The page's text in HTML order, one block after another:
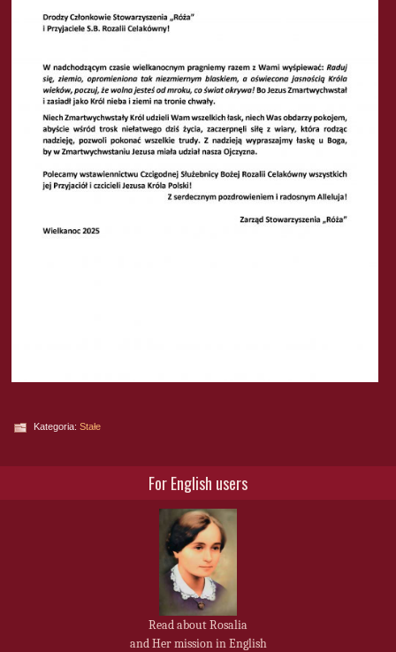
Kategoria: Stałe
For English users
Read about Rosalia
and Her mission in English